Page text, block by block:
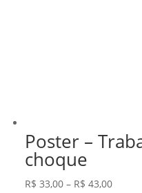
Poster –
choque
R$ 33,00 – R$ 43,00Faixa